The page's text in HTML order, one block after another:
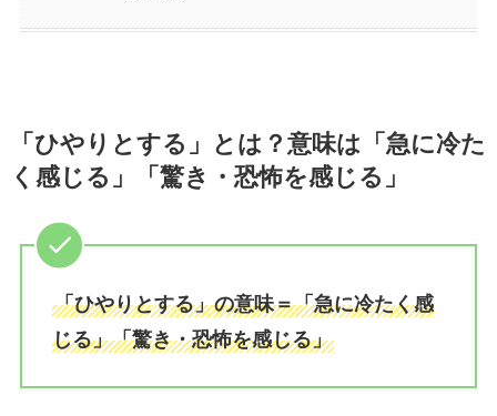
「ひやりとする」とは？意味は「急に冷た
く感じる」「驚き・恐怖を感じる」
「ひやりとする」の意味＝「急に冷たく感
じる」「驚き・恐怖を感じる」